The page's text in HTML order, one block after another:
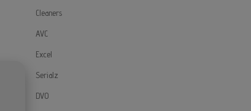
Cleaners
AVC
Excel
Serialz
DVO